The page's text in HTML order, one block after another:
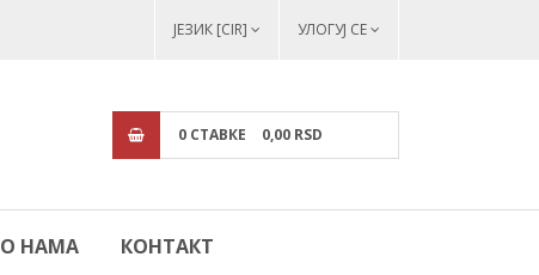
ЈЕЗИК [CIR] УЛОГУЈ СЕ
0 СТАВКЕ 0,00 RSD
О НАМА КОНТАКТ